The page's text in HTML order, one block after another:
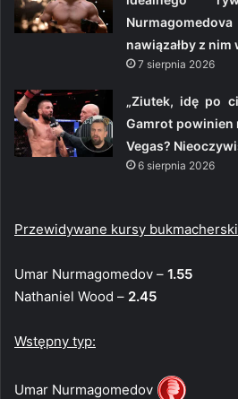
nawiązałby z nim
7 sierpnia 2026
„Ziutek, idę po
Gamrot powinien
Vegas?
6 sierpnia 2026
Przewidywane kursy
Umar Nurmagomedov – 1.55
Nathaniel Wood – 2.45
Wstępny typ:
Umar Nurmagomedov